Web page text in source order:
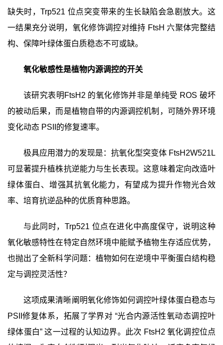
缺失时，Trp521 位点突变带来的生长缺陷会急剧放大。这
一结果充分说明，氧化修饰调控对维持 FtsH 六聚体完整结
构、保障叶绿体蛋白质稳态不可或缺。
氧化敏感性是植物内源调控的开关
该研究表明 FtsH2 的氧化修饰并非是单纯受 ROS 破坏
的被动后果，而是植物自带的内源调控机制，可随外界环境
变化动态 PSII 的修复速率。
极具应用潜力的发现是：抗氧化型突变体 FtsH2W521L
可显著提升植株抗逆能力与生长表现。这意味着定向改造叶
绿体蛋白、增强其抗氧化能力，有望成为提升作物光合效
率、培育抗逆品种的优质育种思路。
与此同时， Trp521 位点在进化中高度保守，说明这种
氧化敏感特性在特定自然环境中能赋予植物生存适应优势，
也抛出了全新科学问题：植物如何在逆境中平衡蛋白结构稳
定与调控灵活性？
这项成果清晰阐明氧化修饰如何调控叶绿体蛋白稳态与
PSII 修复体系，拓展了学界对 “光合内源活性氧动态调控叶
绿体蛋白” 这一过程的认知边界。此次 FtsH2 氧化调控位点